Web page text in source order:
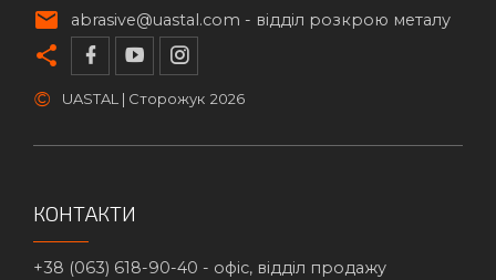
abrasive@uastal.com - відділ розкрою металу
© UASTAL | Сторожук 2026
КОНТАКТИ
+38 (063) 618-90-40 - офіс, відділ продажу